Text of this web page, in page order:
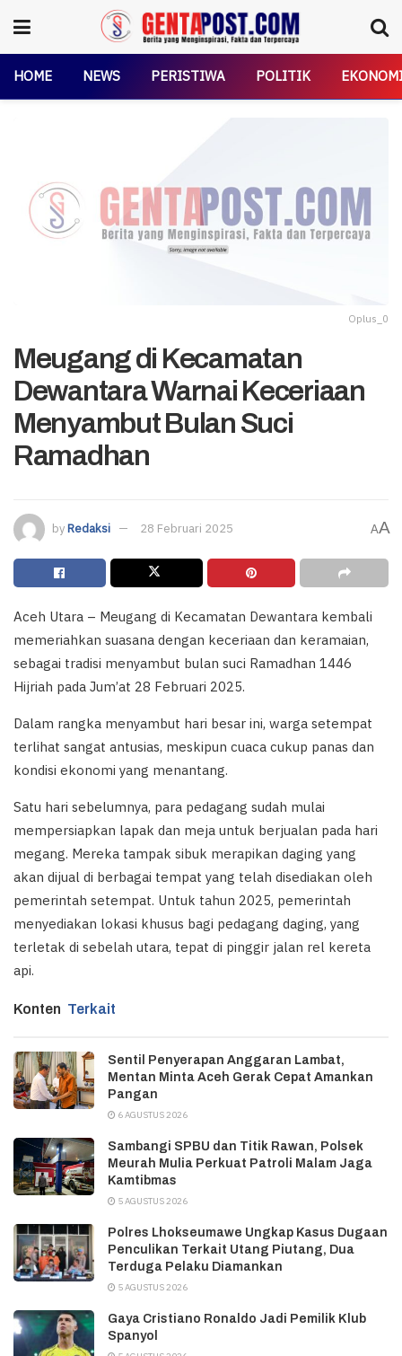
HOME NEWS PERISTIWA POLITIK
Oplus_0
Meugang di Kecamatan
Dewantara Warnai Keceriaan
Menyambut Bulan Suci
Ramadhan
byRedaksi 28 Februari 2025 AA
Aceh Utara – Meugang di Kecamatan Dewantara kembali
memeriahkan suasana dengan keceriaan dan keramaian,
sebagai tradisi menyambut bulan suci Ramadhan 1446
Hijriah pada Jum’at 28 Februari 2025.
Dalam rangka menyambut hari besar ini, warga setempat
terlihat sangat antusias, meskipun cuaca cukup panas dan
kondisi ekonomi yang menantang.
Satu hari sebelumnya, para pedagang sudah mulai
mempersiapkan lapak dan meja untuk berjualan pada hari
megang. Mereka tampak sibuk merapikan daging yang
akan dijual di berbagai tempat yang telah disediakan oleh
pemerintah setempat. Untuk tahun 2025, pemerintah
menyediakan lokasi khusus bagi pedagang daging, yang
terletak di sebelah utara, tepat di pinggir jalan rel kereta
api.
Konten Terkait
Sentil Penyerapan Anggaran Lambat,
Mentan Minta Aceh Gerak Cepat Amankan
Pangan
6 AGUSTUS 2026
Sambangi SPBU dan Titik Rawan, Polsek
Meurah Mulia Perkuat Patroli Malam Jaga
Kamtibmas
5 AGUSTUS 2026
Polres Lhokseumawe Ungkap Kasus Dugaan
Penculikan Terkait Utang Piutang, Dua
Terduga Pelaku Diamankan
5 AGUSTUS 2026
Gaya Cristiano Ronaldo Jadi Pemilik Klub
Spanyol